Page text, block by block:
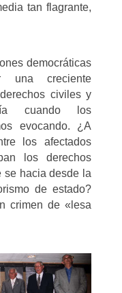
tan flagrante,
democráticas
una creciente
civiles y
cuando los
evocando. ¿A
los afectados
los derechos
se hacia desde la
de estado?
crimen de «lesa